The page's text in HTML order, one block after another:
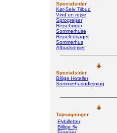
Specialsider
Kør-Selv Tilbud
Vind en rejse
Sprogrejser
Rejsebøger
Sommerhuse
Rejseledsager
Sommerhus
Afbudsrejser
Specialsider
Billige Hoteller
Sommerhusudlejning
Topsøgninger
Flybilletter
Billige fly